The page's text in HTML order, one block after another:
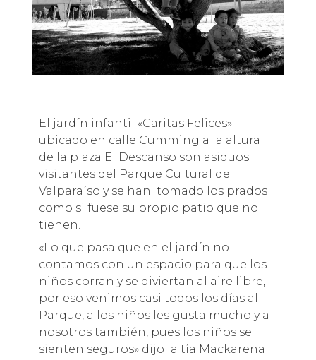
El jardín infantil «Caritas Felices»
ubicado en calle Cumming a la altura
de la plaza El Descanso son asiduos
visitantes del Parque Cultural de
Valparaíso y se han tomado los prados
como si fuese su propio patio que no
tienen.
«Lo que pasa que en el jardín no
contamos con un espacio para que los
niños corran y se diviertan al aire libre,
por eso venimos casi todos los días al
Parque, a los niños les gusta mucho y a
nosotros también, pues los niños se
sienten seguros» dijo la tía Mackarena